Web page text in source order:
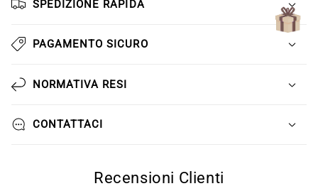
SPEDIZIONE RAPIDA
PAGAMENTO SICURO
NORMATIVA RESI
CONTATTACI
Recensioni Clienti